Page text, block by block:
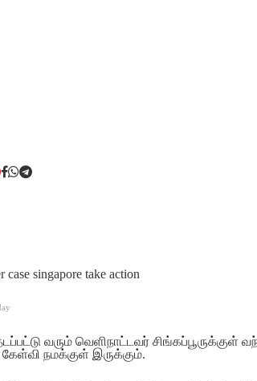
வரும் வெளிநாட்டவர் சிங்கப்பூருக்குள்
நமக்குள் இருக்கும்.